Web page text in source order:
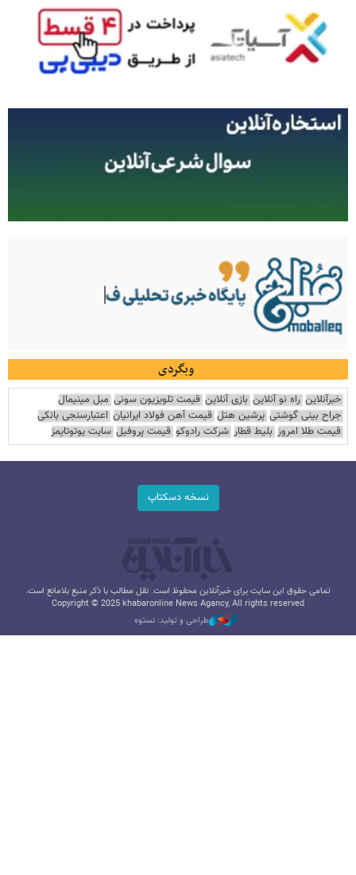
وبگردی
خبرآنلاین راه نو آنلاین بازی آنلاین قیمت تلویزیون سونی مبل مینیمال
جراح بینی گوشتی پرشین هتل قیمت آهن فولاد ایرانیان اعتبارسنجی بانکی
قیمت طلا امروز بلیط قطار شرکت رادوکو قیمت پروفیل سایت یوتوتایمز
نسخه دسکتاپ
تمامی حقوق این سایت برای خبرآنلاین محفوظ است. نقل مطالب با ذکر منبع بلامانع است.
Copyright © 2025 khabaronline News Agancy, All rights reserved
طراحی و تولید: نستوه